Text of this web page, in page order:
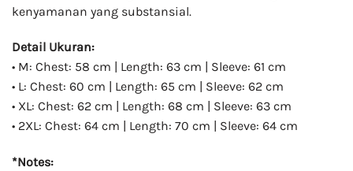
kenyamanan yang substansial.
Detail Ukuran:
• M: Chest: 58 cm | Length: 63 cm | Sleeve: 61 cm
• L: Chest: 60 cm | Length: 65 cm | Sleeve: 62 cm
• XL: Chest: 62 cm | Length: 68 cm | Sleeve: 63 cm
• 2XL: Chest: 64 cm | Length: 70 cm | Sleeve: 64 cm
*Notes: